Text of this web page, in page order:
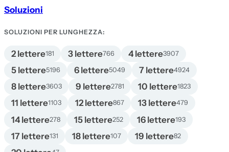
Soluzioni
SOLUZIONI PER LUNGHEZZA:
2 lettere181 3 lettere766 4 lettere3907
5 lettere5196 6 lettere5049 7 lettere4924
8 lettere3603 9 lettere2781 10 lettere1823
11 lettere1103 12 lettere867 13 lettere479
14 lettere278 15 lettere252 16 lettere193
17 lettere131 18 lettere107 19 lettere82